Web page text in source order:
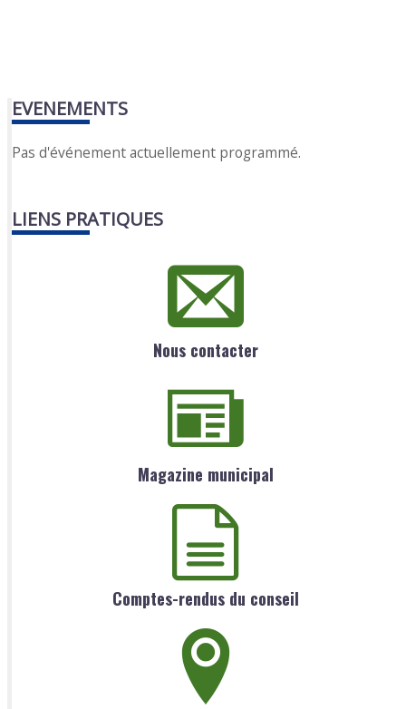
EVENEMENTS
Pas d'événement actuellement programmé.
LIENS PRATIQUES
Nous contacter
Magazine municipal
Comptes-rendus du conseil